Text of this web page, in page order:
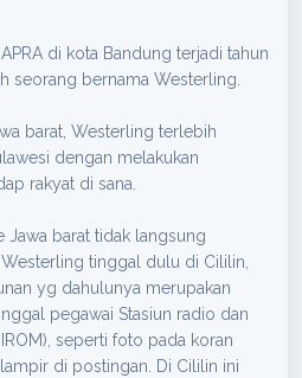
di kota Bandung terjadi tahun
seorang bernama Westerling.
barat, Westerling terlebih
dengan melakukan
rakyat di sana.
Jawa barat tidak langsung
tinggal dulu di Cililin,
yg dahulunya merupakan
pegawai Stasiun radio dan
seperti foto pada koran
di postingan. Di Cililin ini